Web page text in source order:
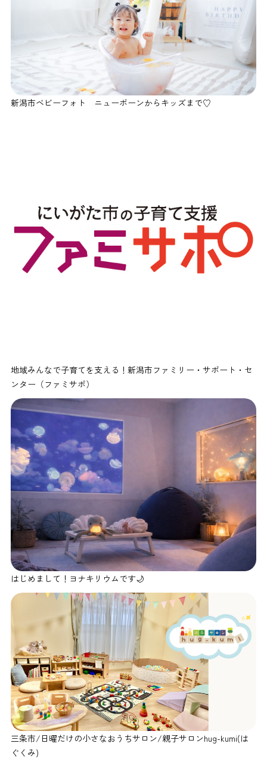
新潟市ベビーフォト ニューボーンからキッズまで♡
地域みんなで子育てを支える！新潟市ファミリー・サポート・セ
ンター（ファミサポ）
はじめまして！ヨナキリウムです🌙
三条市/日曜だけの小さなおうちサロン/親子サロンhug-kumi(は
ぐくみ)